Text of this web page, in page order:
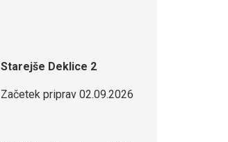
Starejše Deklice 2
Začetek priprav 02.09.2026